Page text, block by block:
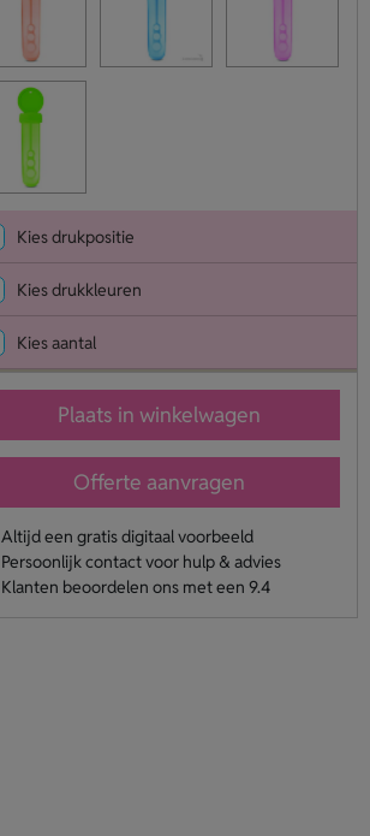
Kies drukpositie
Kies drukkleuren
Kies aantal
Plaats in winkelwagen
Offerte aanvragen
Altijd een gratis digitaal voorbeeld
Persoonlijk contact voor hulp & advies
Klanten beoordelen ons met een 9.4